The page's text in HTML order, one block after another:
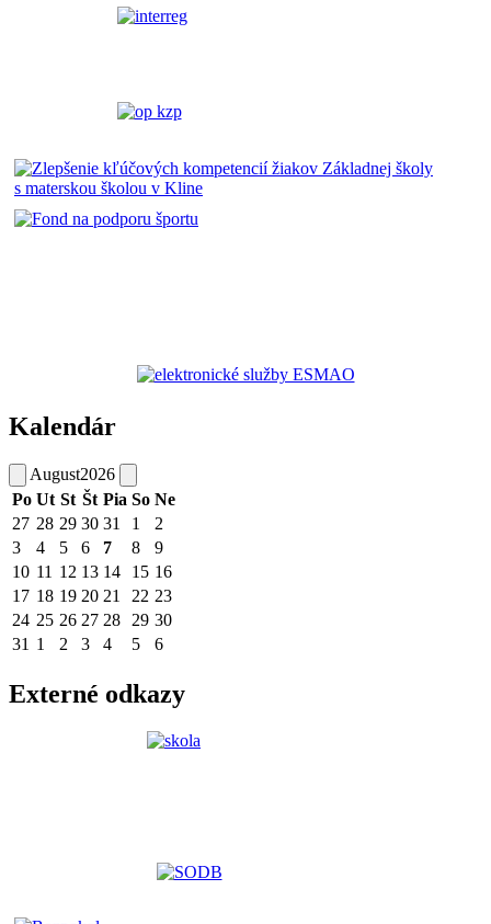
Kalendár
August2026
Po Ut St Št Pia So Ne
27 28 29 30 31 1
2
3
4 5 6 7 8
9
10 11 12 13 14 15 16
17 18 19 20 21 22 23
24 25 26 27 28 29 30
31 1 2 3 4 5 6
Externé odkazy